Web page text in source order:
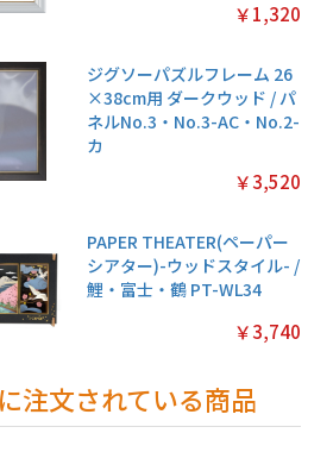
キュア!
レーデ
クショ
パック
トコレクションガ
ム2【1BOX 14パッ
ク入り】
伝5 ガム
【1BOX
入り】
￥1,320
ジグソーパズルフレーム 26
×38cm用 ダークウッド / パ
ネルNo.3・No.3-AC・No.2-
カ
￥3,520
PAPER THEATER(ペーパー
シアター)-ウッドスタイル- /
鯉・富士・鶴 PT-WL34
￥3,740
注文されている商品